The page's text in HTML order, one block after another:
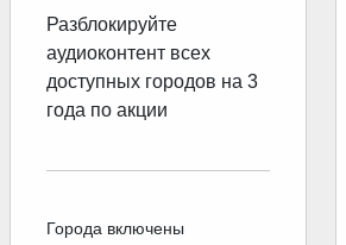
Разблокируйте
аудиоконтент всех
доступных городов на 3
года по акции
Города включены